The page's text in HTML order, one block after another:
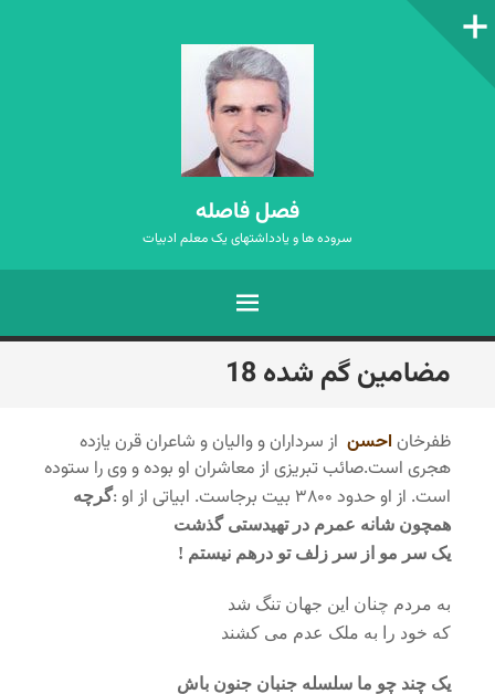
ستون‌کناری
فصل فاصله
سروده ها و یادداشتهای یک معلم ادبیات
فهرست
رفتن
به
مضامین گم شده 18
ظفرخان احسن از سرداران و والیان و شاعران قرن یازده
هجری است.صائب تبریزی از معاشران او بوده و وی را ستوده
است. از او حدود ۳۸۰۰ بیت برجاست. ابیاتی از او :
گرچه
همچون شانه عمرم در تهیدستی گذشت
یک سر مو از سر زلف تو درهم نیستم !
به مردم چنان این جهان تنگ شد
که خود را به ملک عدم می کشند
یک چند چو ما سلسله جنبان جنون باش